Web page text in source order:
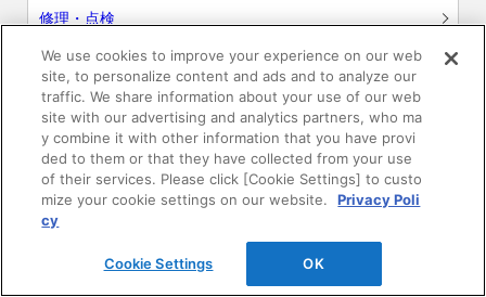
修理・点検
お問い合わせ
ログイン
建築・設計関係者様向けサイト
ユーザー登録サービス
WEB見積システム
We use cookies to improve your experience on our web
site, to personalize content and ads and to analyze our
traffic. We share information about your use of our web
site with our advertising and analytics partners, who ma
y combine it with other information that you have provi
ded to them or that they have collected from your use
of their services. Please click [Cookie Settings] to custo
mize your cookie settings on our website.
Privacy Poli
cy
Cookie Settings OK